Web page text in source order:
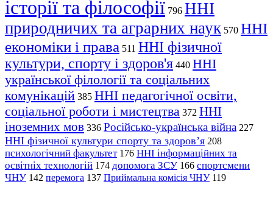
історії та філософії 796 ННІ
природничих та аграрних наук 570 ННІ
економіки і права 511 ННІ фізичної
культури, спорту і здоров'я 440 ННІ
української філології та соціальних
комунікацій 385 ННІ педагогічної освіти,
соціальної роботи і мистецтва 372 ННІ
іноземних мов 336 Російсько-українська війна 227
ННІ фізичної культури спорту та здоров’я 208
психологічний факультет 176 ННІ інформаційних та
освітніх технологій 174 допомога ЗСУ 166 спортсмени
ЧНУ 142 перемога 137 Приймальна комісія ЧНУ 119